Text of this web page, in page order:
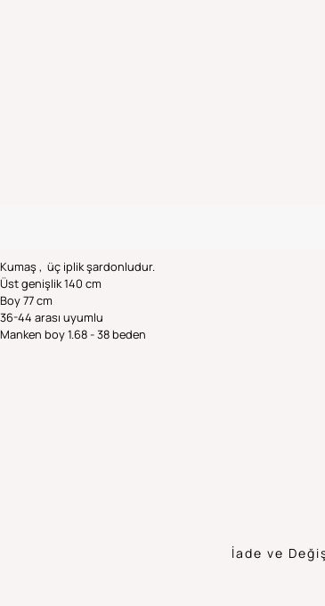
Kumaş , üç iplik şardonludur.
Üst genişlik 140 cm
Boy 77 cm
36-44 arası uyumlu
Manken boy 1.68 - 38 beden
İade ve